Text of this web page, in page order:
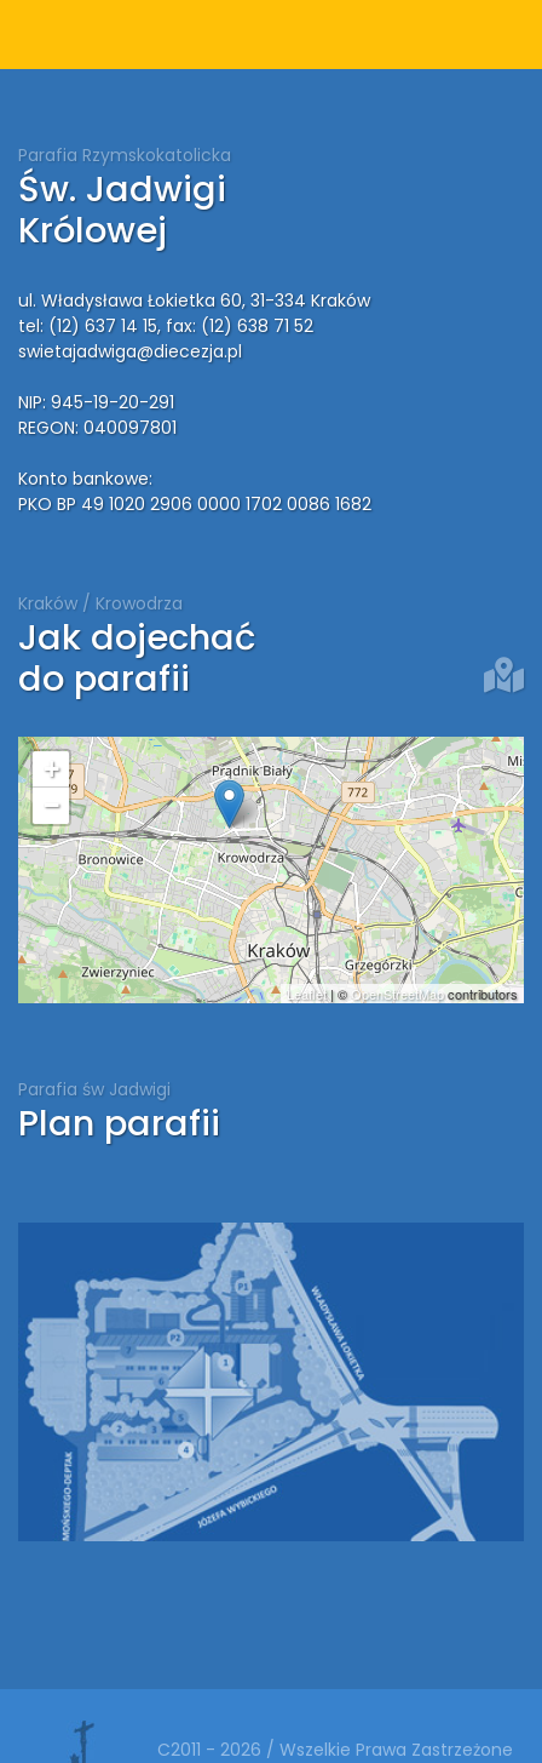
Parafia Rzymskokatolicka
Św. Jadwigi
Królowej
ul. Władysława Łokietka 60, 31-334 Kraków
tel: (12) 637 14 15, fax: (12) 638 71 52
swietajadwiga@diecezja.pl
NIP: 945-19-20-291
REGON: 040097801
Konto bankowe:
PKO BP 49 1020 2906 0000 1702 0086 1682
Kraków / Krowodrza
Jak dojechać
do parafii
+
−
Leaflet| © OpenStreetMapcontributors
Parafia św Jadwigi
Plan parafii
C2011 - 2026 / Wszelkie Prawa Zastrzeżone